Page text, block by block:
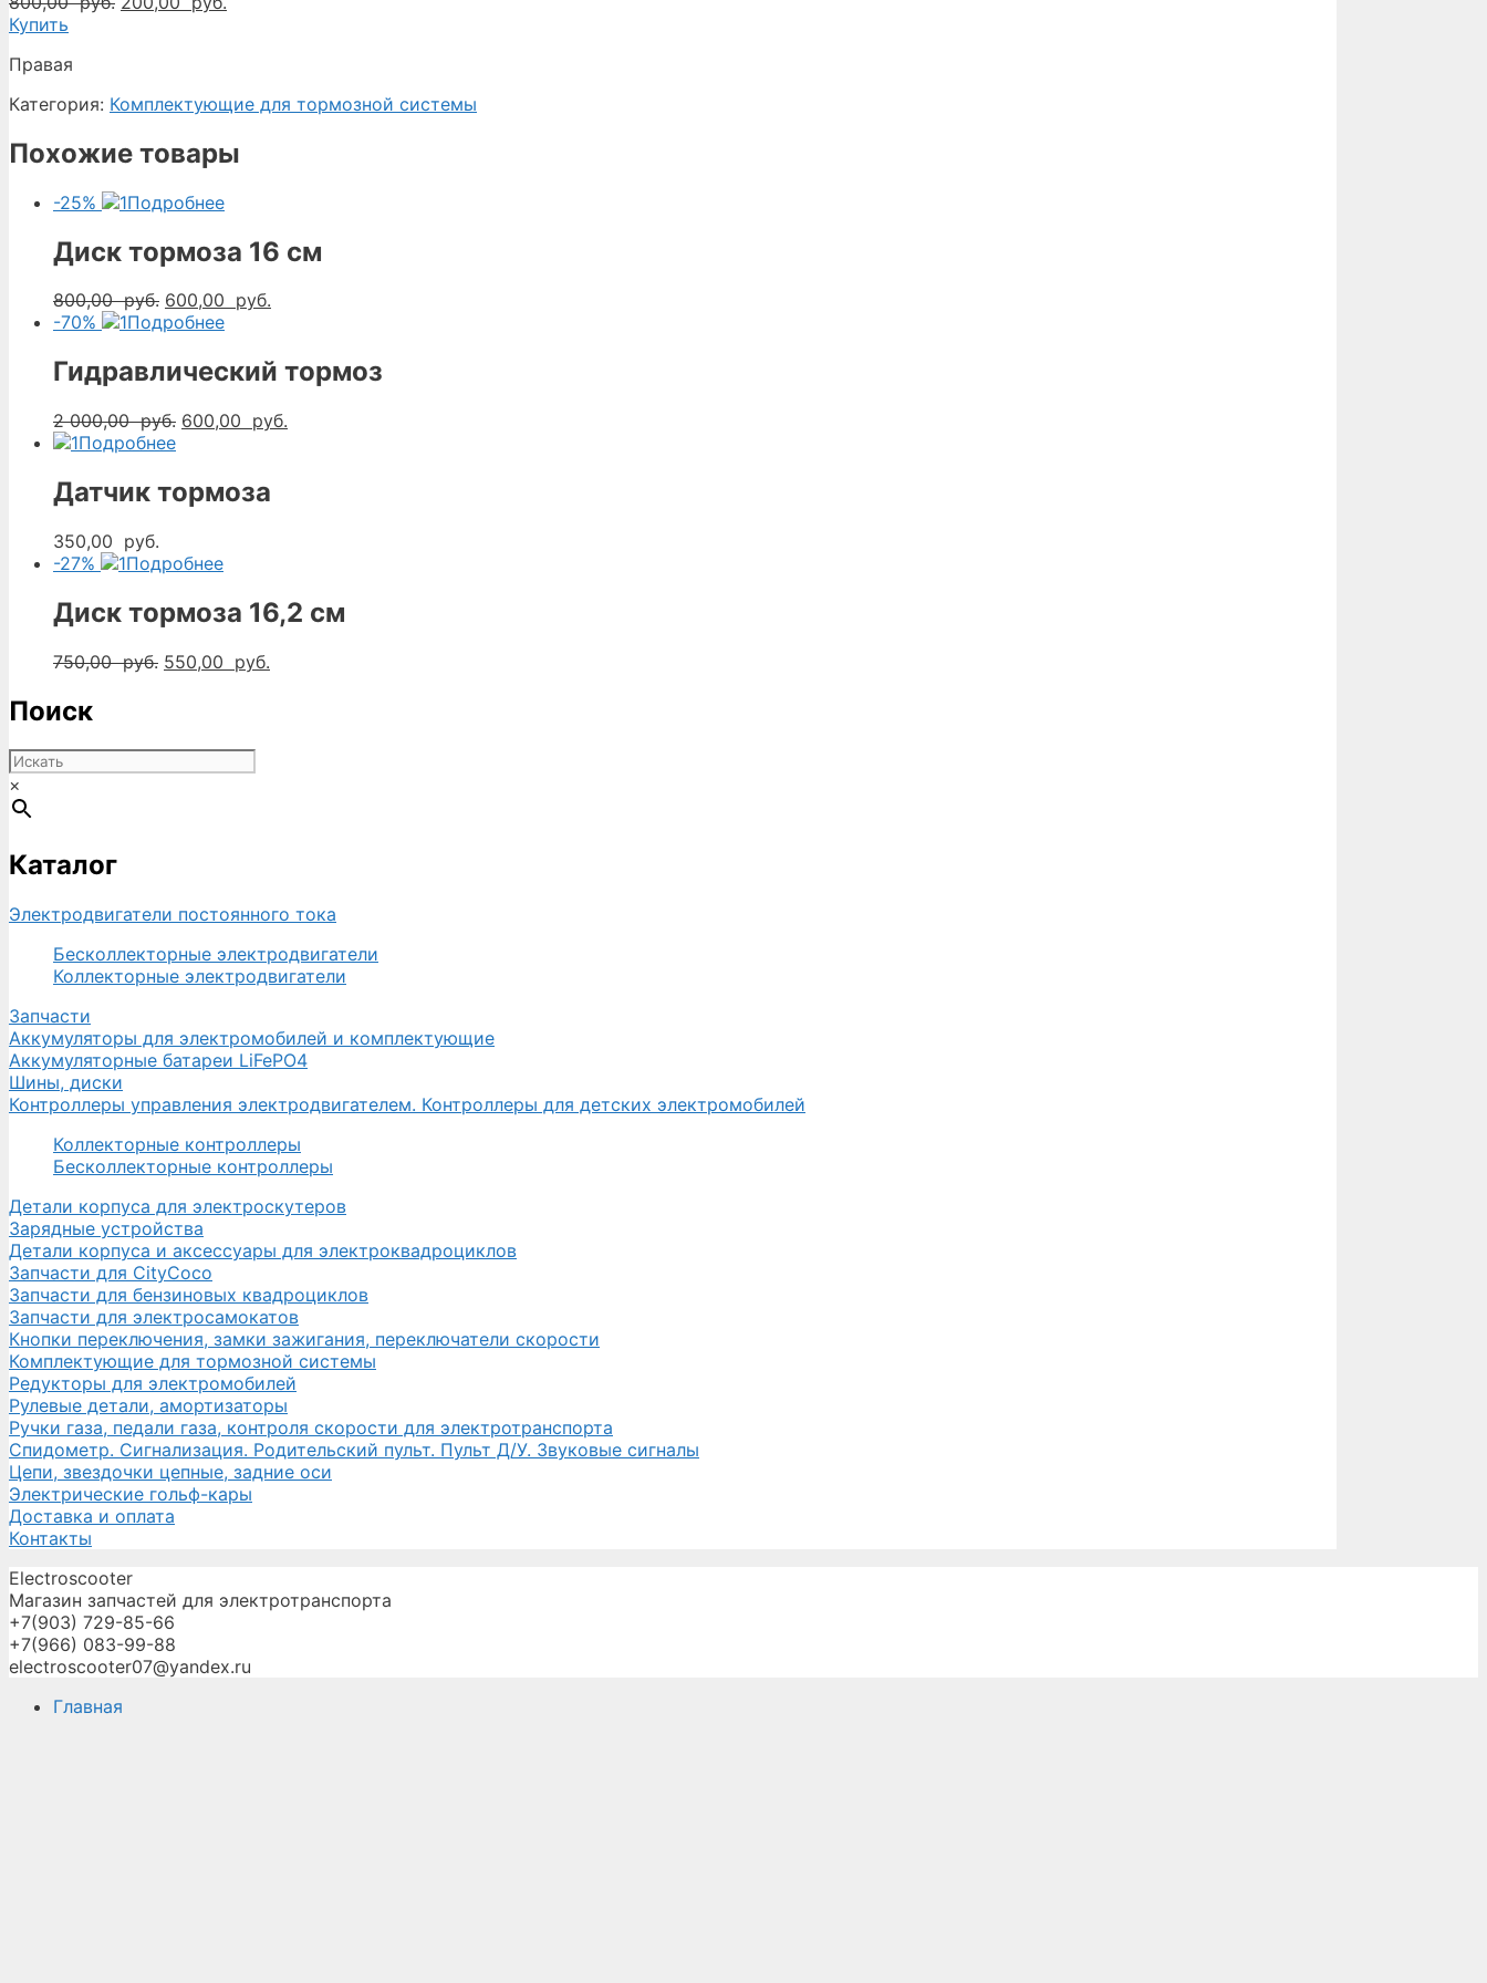
Купить
Правая
Категория: Комплектующие для тормозной системы
Похожие товары
-25% Подробнее
Диск тормоза 16 см
800,00руб. Первоначальная
цена
800,00
руб..
600,00 руб.
руб..
-70% Подробнее
Гидравлический тормоз
2 000,00руб. Первоначальная
2
000,00
600,00 руб.
Подробнее
Датчик тормоза
350,00 руб.
-27%
Подробнее
Диск тормоза 16,2 см
750,00руб. Первоначальная
руб..
550,00 руб.
Поиск
×
Каталог
Электродвигатели постоянного тока
Бесколлекторные электродвигатели
Коллекторные электродвигатели
Запчасти
Аккумуляторы для электромобилей и комплектующие
Аккумуляторные батареи LiFePO4
Шины, диски
Контроллеры управления электродвигателем. Контроллеры для детских электромобилей
Коллекторные контроллеры
Бесколлекторные контроллеры
Детали корпуса для электроскутеров
Зарядные устройства
Детали корпуса и аксессуары для электроквадроциклов
Запчасти для CityCoco
Запчасти для бензиновых квадроциклов
Запчасти для электросамокатов
Кнопки переключения, замки зажигания, переключатели скорости
Комплектующие для тормозной системы
Редукторы для электромобилей
Рулевые детали, амортизаторы
Ручки газа, педали газа, контроля скорости для электротранспорта
Спидометр. Сигнализация. Родительский пульт. Пульт Д/У. Звуковые сигналы
Цепи, звездочки цепные, задние оси
Электрические гольф-кары
Доставка и оплата
Контакты
Electroscooter
Магазин запчастей для электротранспорта
+7(903) 729-85-66
+7(966) 083-99-88
electroscooter07@yandex.ru
Главная